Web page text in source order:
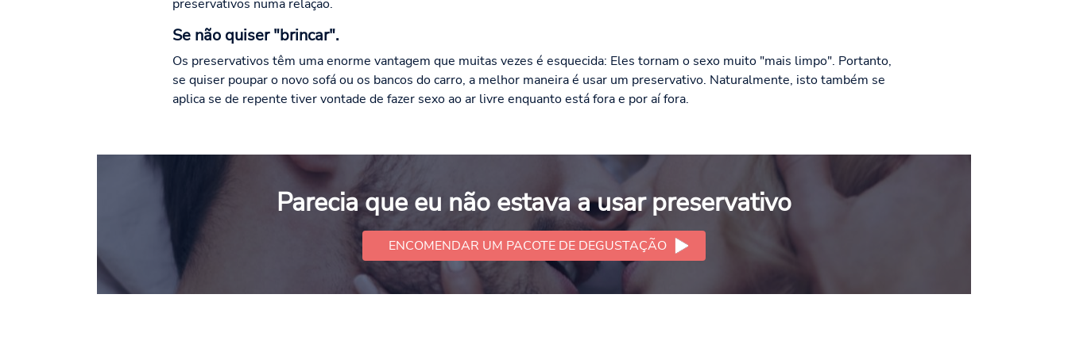
preservativos numa relação.
Se não quiser "brincar".
Os preservativos têm uma enorme vantagem que muitas vezes é esquecida: Eles tornam o sexo muito "mais limpo". Portanto,
se quiser poupar o novo sofá ou os bancos do carro, a melhor maneira é usar um preservativo. Naturalmente, isto também se
aplica se de repente tiver vontade de fazer sexo ao ar livre enquanto está fora e por aí fora.
Parecia que eu não estava a usar preservativo
ENCOMENDAR UM PACOTE DE DEGUSTAÇÃO